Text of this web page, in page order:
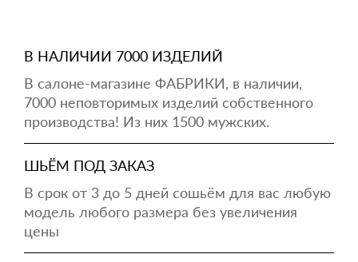
В НАЛИЧИИ 7000 ИЗДЕЛИЙ
В салоне-магазине ФАБРИКИ, в наличии,
7000 неповторимых изделий собственного
производства! Из них 1500 мужских.
ШЬЁМ ПОД ЗАКАЗ
В срок от 3 до 5 дней сошьём для вас любую
модель любого размера без увеличения
цены